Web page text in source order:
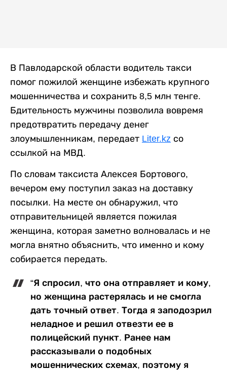
В Павлодарской области водитель такси
помог пожилой женщине избежать крупного
мошенничества и сохранить 8,5 млн тенге.
Бдительность мужчины позволила вовремя
предотвратить передачу денег
злоумышленникам, передает Liter.kz со
ссылкой на МВД.
По словам таксиста Алексея Бортового,
вечером ему поступил заказ на доставку
посылки. На месте он обнаружил, что
отправительницей является пожилая
женщина, которая заметно волновалась и не
могла внятно объяснить, что именно и кому
собирается передать.
“Я спросил, что она отправляет и кому,
но женщина растерялась и не смогла
дать точный ответ. Тогда я заподозрил
неладное и решил отвезти ее в
полицейский пункт. Ранее нам
рассказывали о подобных
мошеннических схемах, поэтому я